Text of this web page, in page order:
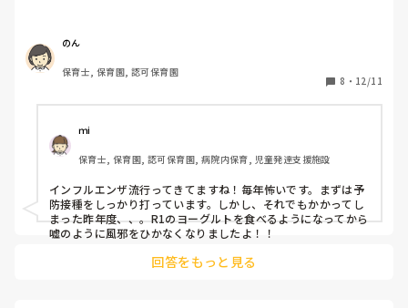
のん
保育士, 保育園, 認可保育園
8 ・ 12/11
ｍi
保育士, 保育園, 認可保育園, 病院内保育, 児童発達支援施設
インフルエンザ流行ってきてますね！毎年怖いです。まずは予
防接種をしっかり打っています。しかし、それでもかかってし
まった昨年度、、。R1のヨーグルトを食べるようになってから
嘘のように風邪をひかなくなりましたよ！！
回答をもっと見る